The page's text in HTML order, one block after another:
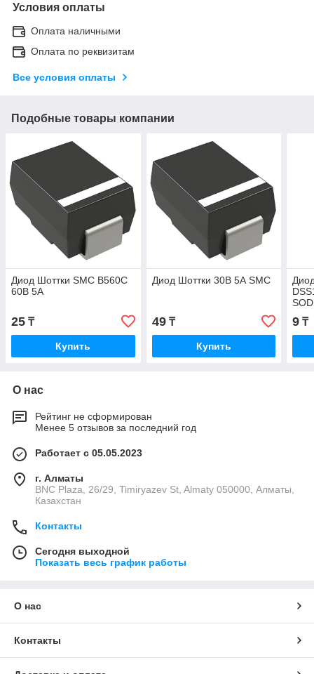
Условия оплаты
Оплата наличными
Оплата по реквизитам
Все условия оплаты
Подобные товары компании
Диод Шоттки SMC B560C
60В 5А
25 ₸
Купить
Диод Шоттки 30В 5А SMC
49₸
Купить
9 ₸
О нас
Рейтинг не сформирован
Менее 5 отзывов за последний год
Работает с 05.05.2023
г. Алматы
BNC Plaza, 26/29, Timiryazev St, Almaty 050000, Алматы,
Казахстан
Контакты
Сегодня выходной
Показать весь график работы
О нас
Контакты